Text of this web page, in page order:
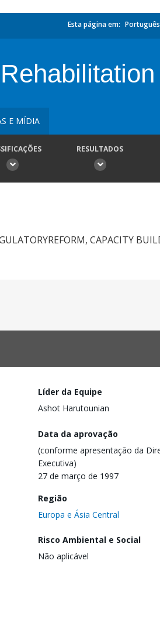
Esta página em: Português
E MÍDIA
RESULTADOS
CAPACITY
Líder da Equipe
Ashot Harutounian
Data da aprovação
(conforme apresentação da
Executiva)
27 de março de 1997
Região
Europa e Ásia Central
Risco Ambiental e Social
Não aplicável